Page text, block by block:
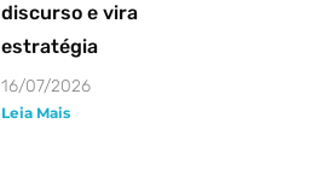
discurso e vira
estratégia
16/07/2026
Leia Mais